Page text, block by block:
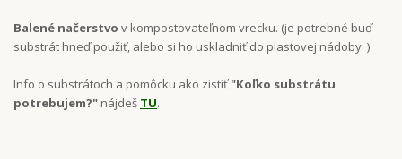
Balené načerstvo v kompostovateľnom vrecku. (je potrebné buď
substrát hneď použiť, alebo si ho uskladniť do plastovej nádoby. )
Info o substrátoch a pomôcku ako zistiť"Koľko substrátu
potrebujem?" nájdeš TU.